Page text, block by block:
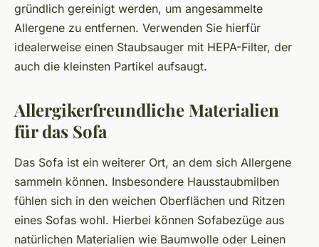
gründlich gereinigt werden, um angesammelte
Allergene zu entfernen. Verwenden Sie hierfür
idealerweise einen Staubsauger mit HEPA-Filter, der
auch die kleinsten Partikel aufsaugt.
Allergikerfreundliche Materialien
für das Sofa
Das Sofa ist ein weiterer Ort, an dem sich Allergene
sammeln können. Insbesondere Hausstaubmilben
fühlen sich in den weichen Oberflächen und Ritzen
eines Sofas wohl. Hierbei können Sofabezüge aus
natürlichen Materialien wie Baumwolle oder Leinen